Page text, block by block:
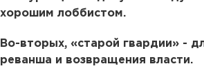
хорошим лоббистом.
Во-вторых, «старой гвардии» -
реванша и возвращения власти.